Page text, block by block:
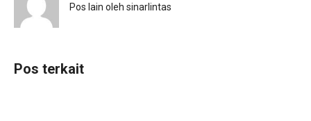
Pos lain oleh sinarlintas
Pos terkait